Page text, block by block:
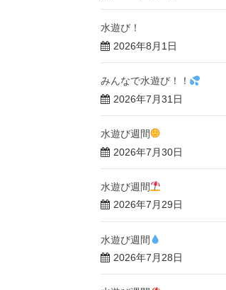
水遊び！
2026年8月1日
みんなで水遊び！！
2026年7月31日
水遊び週間
2026年7月30日
水遊び週間
2026年7月29日
水遊び週間
2026年7月28日